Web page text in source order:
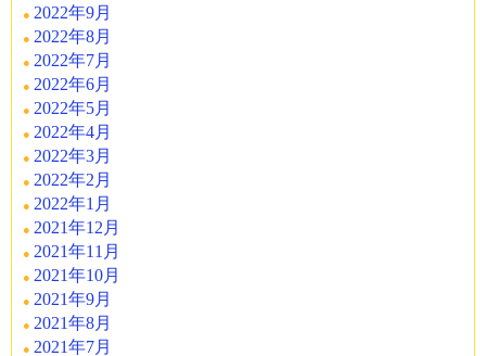
2022年9月
2022年8月
2022年7月
2022年6月
2022年5月
2022年4月
2022年3月
2022年2月
2022年1月
2021年12月
2021年11月
2021年10月
2021年9月
2021年8月
2021年7月